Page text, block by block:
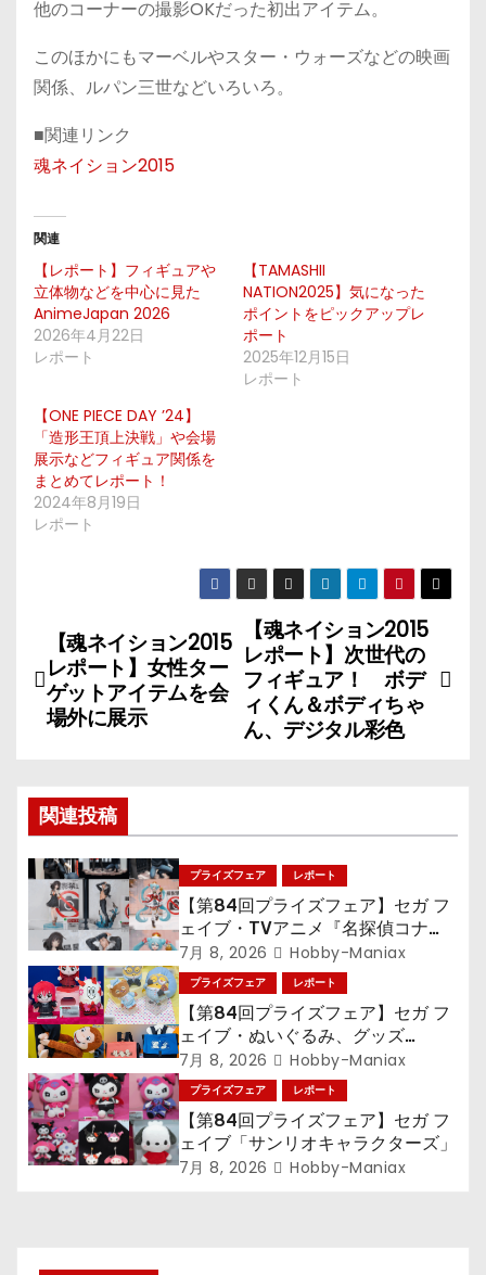
他のコーナーの撮影OKだった初出アイテム。
このほかにもマーベルやスター・ウォーズなどの映画
関係、ルパン三世などいろいろ。
■関連リンク
魂ネイション2015
関連
【レポート】フィギュアや
立体物などを中心に見た
AnimeJapan 2026
2026年4月22日
レポート
【TAMASHII
NATION2025】気になった
ポイントをピックアップレ
ポート
2025年12月15日
レポート
【ONE PIECE DAY ’24】
「造形王頂上決戦」や会場
展示などフィギュア関係を
まとめてレポート！
2024年8月19日
レポート
投
稿
ナ
ゲ
ー
シ
ョ
ン
【魂ネイション2015
レポート】次世代の
フィギュア！ ボデ
ィくん＆ボディちゃ
ん、デジタル彩色
【魂ネイション2015
レポート】女性ター
ゲットアイテムを会
場外に展示
関連投稿
プライズフェア レポート
【第84回プライズフェア】セガ フ
ェイブ・TVアニメ『名探偵コナ
ン』TVアニメ『呪術廻戦』『〈物
語〉シリーズ』「初音ミク」
7月 8, 2026 Hobby-Maniax
プライズフェア レポート
【第84回プライズフェア】セガ フ
ェイブ・ぬいぐるみ、グッズ
『LiSA』『ミニオン』『おさるの
ジョージ』『ポケットモンスター』
7月 8, 2026 Hobby-Maniax
プライズフェア レポート
【第84回プライズフェア】セガ フ
ェイブ「サンリオキャラクターズ」
7月 8, 2026 Hobby-Maniax